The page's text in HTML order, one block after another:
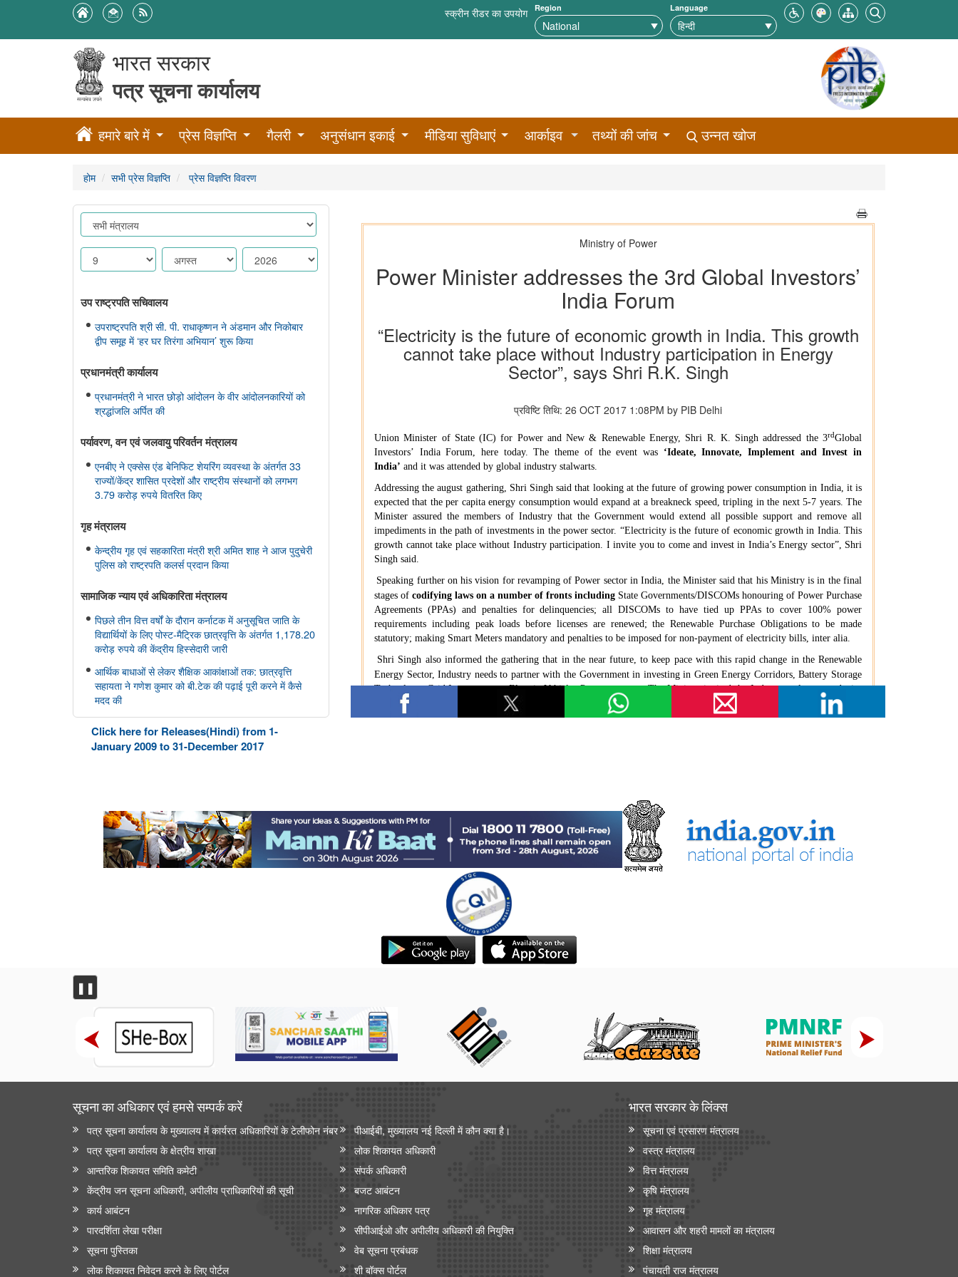
स्क्रीन रीडर का उपयोग Region Language
भारत सरकार
पत्र सूचना कार्यालय
हमारे बारे में प्रेस विज्ञप्ति गैलरी अनुसंधान इकाई मीडिया सुविधाएं आर्काइव तथ्यों की जांच उन्नत खोज
होम सभी प्रेस विज्ञप्ति प्रेस विज्ञप्ति विवरण
उप राष्ट्रपति सचिवालय
उपराष्ट्रपति श्री सी. पी. राधाकृष्णन ने अंडमान और निकोबार
द्वीप समूह में ‘हर घर तिरंगा अभियान’ शुरू किया
प्रधानमंत्री कार्यालय
प्रधानमंत्री ने भारत छोड़ो आंदोलन के वीर आंदोलनकारियों को
श्रद्धांजलि अर्पित की
पर्यावरण, वन एवं जलवायु परिवर्तन मंत्रालय
एनबीए ने एक्सेस एंड बेनिफिट शेयरिंग व्यवस्था के अंतर्गत 33
राज्यों/केंद्र शासित प्रदेशों और राष्ट्रीय संस्थानों को लगभग
3.79 करोड़ रुपये वितरित किए
गृह मंत्रालय
केन्द्रीय गृह एवं सहकारिता मंत्री श्री अमित शाह ने आज पुदुचेरी
पुलिस को राष्ट्रपति कलर्स प्रदान किया
सामाजिक न्‍याय एवं अधिकारिता मंत्रालय
पिछले तीन वित्त वर्षों के दौरान कर्नाटक में अनुसूचित जाति के
विद्यार्थियों के लिए पोस्ट-मैट्रिक छात्रवृत्ति के अंतर्गत 1,178.20
करोड़ रुपये की केंद्रीय हिस्सेदारी जारी
आर्थिक बाधाओं से लेकर शैक्षिक आकांक्षाओं तक: छात्रवृत्ति
सहायता ने गणेश कुमार को बी.टेक की पढ़ाई पूरी करने में कैसे
मदद की
वित्तीय बाधाओं से लेकर शैक्षिक आकांक्षाओं तक: अनु प्रिया को
बी.टेक की पढ़ाई पूरी करने में छात्रवृत्ति सहायता ने कैसे मदद की
केंद्रीकृत जन शिकायत निवारण और निगरानी प्रणाली
(सीपीग्राम)
Click here for Releases(Hindi) from 1-
January 2009 to 31-December 2017
❚❚
सूचना का अधिकार एवं हमसे सम्‍पर्क करें
पत्र सूचना कार्यालय के मुख्यालय में कार्यरत अधिकारियों के टेलीफोन नंबर
पीआईबी, मुख्यालय नई दिल्ली में कौन क्या है।
पत्र सूचना कार्यालय के क्षेत्रीय शाखा
लोक शिकायत अधिकारी
आन्‍तरिक शिकायत समिति कमेटी
संपर्क अधिकारी
केंद्रीय जन सूचना अधिकारी, अपीलीय प्राधिकारियों की सूची
बजट आबंटन
कार्य आबंटन
नागरिक अधिकार पत्र
पारदर्शिता लेखा परीक्षा
सीपीआईओ और अपी‍लीय अधिकारी की नियुक्ति
सूचना पुस्तिका
वेब सूचना प्रबंधक
लोक शिकायत निवेदन करने के लिए पोर्टल
शी बॉक्स पोर्टल
भारत सरकार के लिंक्‍स
सूचना एवं प्रसारण मंत्रालय
वस्त्र मंत्रालय
वित्त मंत्रालय
कृषि मंत्रालय
गृह मंत्रालय
आवासन और शहरी मामलों का मंत्रालय
शिक्षा मंत्रालय
पंचायती राज मंत्रालय